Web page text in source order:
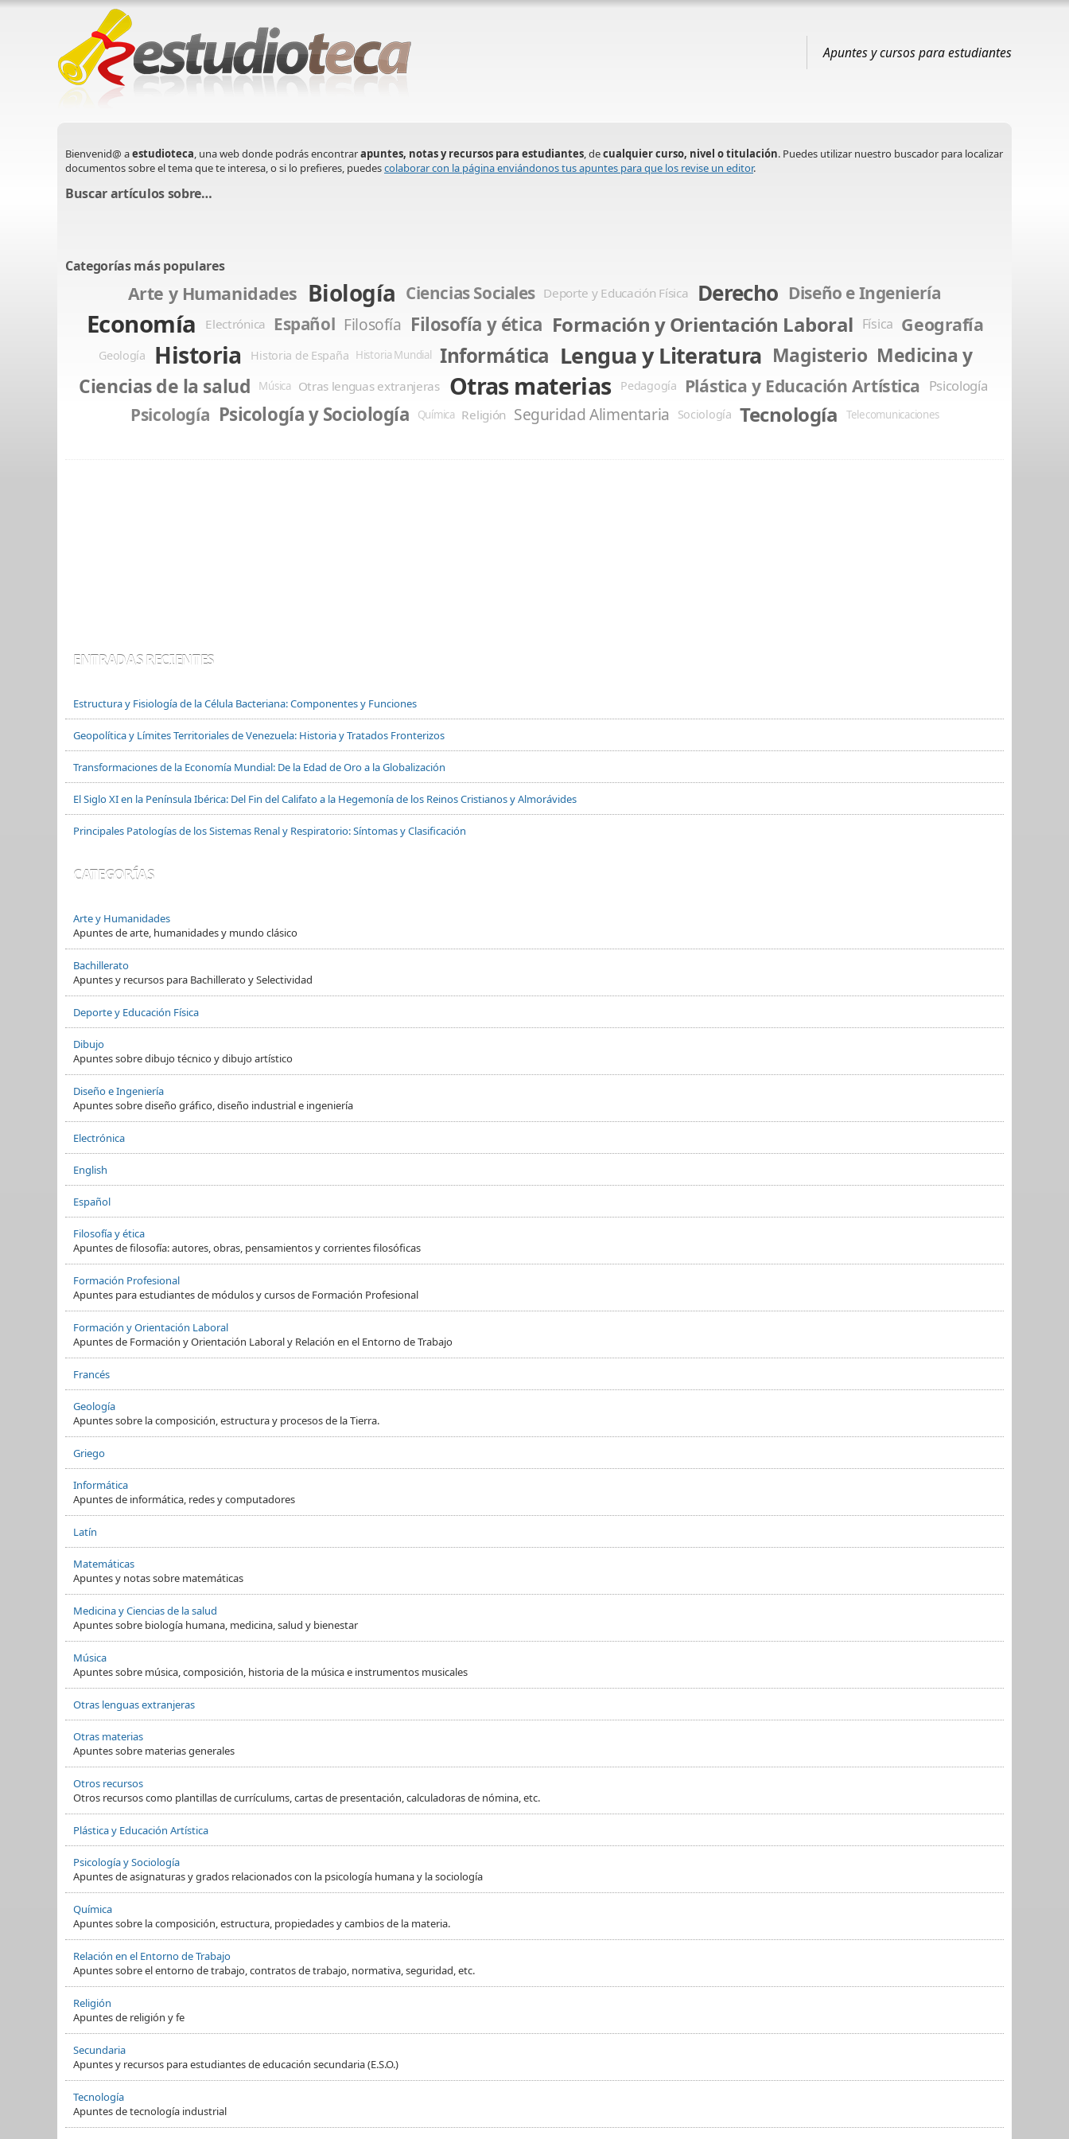
Apuntes y cursos para estudiantes
Bienvenid@ aestudioteca, una web donde podrás encontrarapuntes, notas y recursos para estudiantes, decualquier curso, nivel o titulación. Puedes utilizar nuestro buscador para localizar
documentos sobre el tema que te interesa, o si lo prefieres, puedescolaborar con la página enviándonos tus apuntes para que los revise un editor.
Buscar artículos sobre…
Categorías más populares
Arte y Humanidades Biología Ciencias Sociales Deporte y Educación Física Derecho Diseño e Ingeniería
Economía Electrónica Español Filosofía Filosofía y ética Formación y Orientación Laboral Física Geografía
Geología Historia Historia de España Historia Mundial Informática Lengua y Literatura Magisterio Medicina y
Ciencias de la salud
Música Otras lenguas extranjeras Otras materias Pedagogía Plástica y Educación Artística Psicología
Psicología Psicología y Sociología Química Religión Seguridad Alimentaria Sociología Tecnología Telecomunicaciones
ENTRADAS RECIENTES
Estructura y Fisiología de la Célula Bacteriana: Componentes y Funciones
Geopolítica y Límites Territoriales de Venezuela: Historia y Tratados Fronterizos
Transformaciones de la Economía Mundial: De la Edad de Oro a la Globalización
El Siglo XI en la Península Ibérica: Del Fin del Califato a la Hegemonía de los Reinos Cristianos y Almorávides
Principales Patologías de los Sistemas Renal y Respiratorio: Síntomas y Clasificación
CATEGORÍAS
Arte y Humanidades
Apuntes de arte, humanidades y mundo clásico
Bachillerato
Apuntes y recursos para Bachillerato y Selectividad
Deporte y Educación Física
Dibujo
Apuntes sobre dibujo técnico y dibujo artístico
Diseño e Ingeniería
Apuntes sobre diseño gráfico, diseño industrial e ingeniería
Electrónica
English
Español
Filosofía y ética
Apuntes de filosofía: autores, obras, pensamientos y corrientes filosóficas
Formación Profesional
Apuntes para estudiantes de módulos y cursos de Formación Profesional
Formación y Orientación Laboral
Apuntes de Formación y Orientación Laboral y Relación en el Entorno de Trabajo
Francés
Geología
Apuntes sobre la composición, estructura y procesos de la Tierra.
Griego
Informática
Apuntes de informática, redes y computadores
Latín
Matemáticas
Apuntes y notas sobre matemáticas
Medicina y Ciencias de la salud
Apuntes sobre biología humana, medicina, salud y bienestar
Música
Apuntes sobre música, composición, historia de la música e instrumentos musicales
Otras lenguas extranjeras
Otras materias
Apuntes sobre materias generales
Otros recursos
Otros recursos como plantillas de currículums, cartas de presentación, calculadoras de nómina, etc.
Plástica y Educación Artística
Psicología y Sociología
Apuntes de asignaturas y grados relacionados con la psicología humana y la sociología
Química
Apuntes sobre la composición, estructura, propiedades y cambios de la materia.
Relación en el Entorno de Trabajo
Apuntes sobre el entorno de trabajo, contratos de trabajo, normativa, seguridad, etc.
Religión
Apuntes de religión y fe
Secundaria
Apuntes y recursos para estudiantes de educación secundaria (E.S.O.)
Tecnología
Apuntes de tecnología industrial